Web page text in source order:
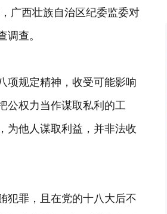
广西壮族自治区纪委监委对
查。
项规定精神，收受可能影响
公权力当作谋取私利的工
为他人谋取利益，并非法收
犯罪，且在党的十八大后不